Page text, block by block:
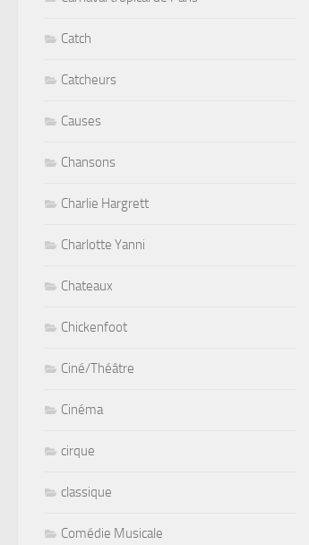
Catch
Catcheurs
Causes
Chansons
Charlie Hargrett
Charlotte Yanni
Chateaux
Chickenfoot
Ciné/Théâtre
Cinéma
cirque
classique
Comédie Musicale